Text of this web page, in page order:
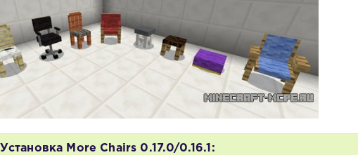
Установка More Chairs 0.17.0/0.16.1: